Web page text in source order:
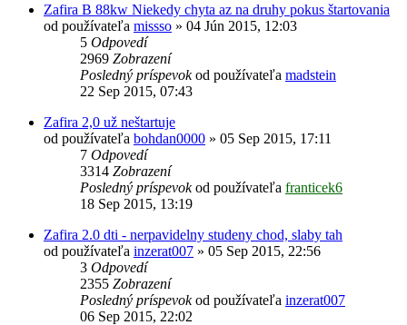
Zafira B 88kw Niekedy chyta az na druhy pokus štartovania
od používateľa missso » 04 Jún 2015, 12:03
5 Odpovedí
2969 Zobrazení
Posledný príspevokod používateľa madstein
22 Sep 2015, 07:43
Zafira 2,0 už neštartuje
od používateľa bohdan0000 » 05 Sep 2015, 17:11
7 Odpovedí
3314 Zobrazení
Posledný príspevokod používateľa franticek6
18 Sep 2015, 13:19
Zafira 2.0 dti - nerpavidelny studeny chod, slaby tah
od používateľa inzerat007 » 05 Sep 2015, 22:56
3 Odpovedí
2355 Zobrazení
Posledný príspevokod používateľa inzerat007
06 Sep 2015, 22:02